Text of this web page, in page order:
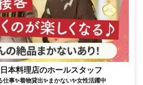
本料理店のホールスタッフ
仕事✨着物貸出✨まかない✨女性活躍中